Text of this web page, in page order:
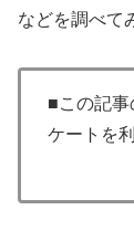
などを調べて
■この記
ケートを